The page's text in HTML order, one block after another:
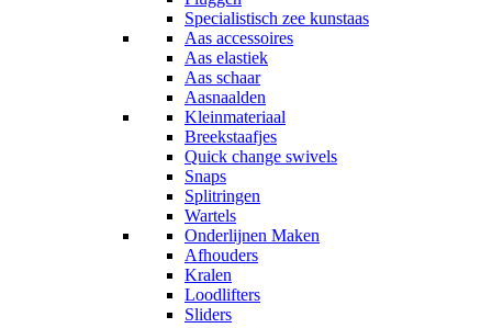
Specialistisch zee kunstaas
Aas accessoires
Aas elastiek
Aas schaar
Aasnaalden
Kleinmateriaal
Breekstaafjes
Quick change swivels
Snaps
Splitringen
Wartels
Onderlijnen Maken
Afhouders
Kralen
Loodlifters
Sliders